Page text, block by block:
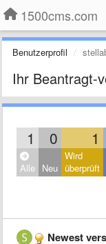
1500cms.com
Benutzerprofil
Ihr Beantragt-
1 0 1
Alle Neu
Wird
überprüft
Newest